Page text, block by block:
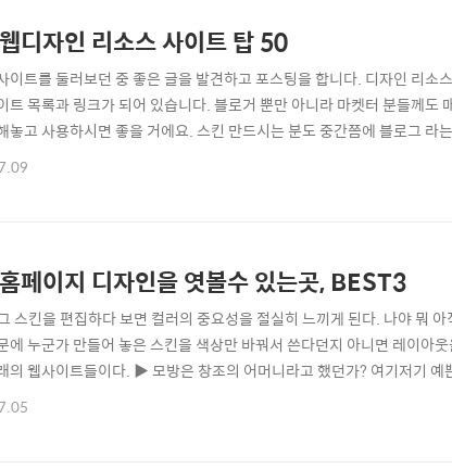
디자인 리소스 사이트 탑 50
이트를 둘러보던 중 좋은 글을 발견하고 포스팅을 합니다. 디자인 리소
트 목록과 링크가 되어 있습니다. 블로거 뿐만 아니라 마켓터 분들께도
놓고 사용하시면 좋을 거에요. 스킨 만드시는 분도 중간쯤에 블로그 라
는 댓글과 출처링크 남기시는거 잊지 마시구요. 그럼 오늘도 즐거운 블
페이지 디자인을 엿볼수 있는곳, BEST3
스킨을 편집하다 보면 컬러의 중요성을 절실히 느끼게 된다. 나야 뭐
에 누군가 만들어 놓은 스킨을 색상만 바꿔서 쓴다던지 아니면 레이아
의 웹사이트들이다. ▶ 모방은 창조의 어머니라고 했던가? 여기저기
에서 내가 스킨을 편집할 때마다 찾아가는 세곳을 소개하려 한다. 이 곳